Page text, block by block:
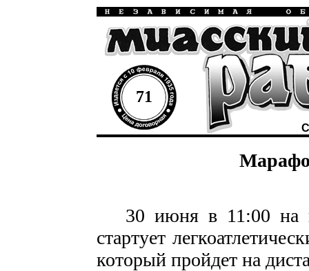
71
30 июня в 11:00 на
стартует
который пройдет на